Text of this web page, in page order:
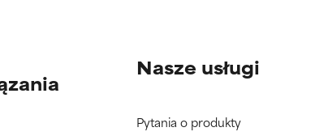
Nasze usługi
Pytania o produkty